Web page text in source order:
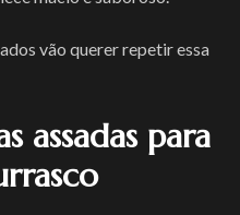
vão querer repetir essa
assadas para